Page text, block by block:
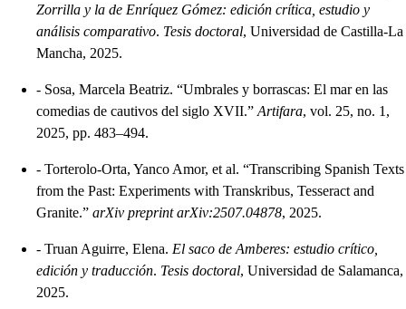
Zorrilla y la de Enríquez Gómez: edición crítica, estudio y
análisis comparativo. Tesis doctoral, Universidad de Castilla-La
Mancha, 2025.
- Sosa, Marcela Beatriz. “Umbrales y borrascas: El mar en las
comedias de cautivos del siglo XVII.” Artifara, vol. 25, no. 1,
2025, pp. 483–494.
- Torterolo-Orta, Yanco Amor, et al. “Transcribing Spanish Texts
from the Past: Experiments with Transkribus, Tesseract and
Granite.” arXiv preprint arXiv:2507.04878, 2025.
- Truan Aguirre, Elena. El saco de Amberes: estudio crítico,
edición y traducción. Tesis doctoral, Universidad de Salamanca,
2025.